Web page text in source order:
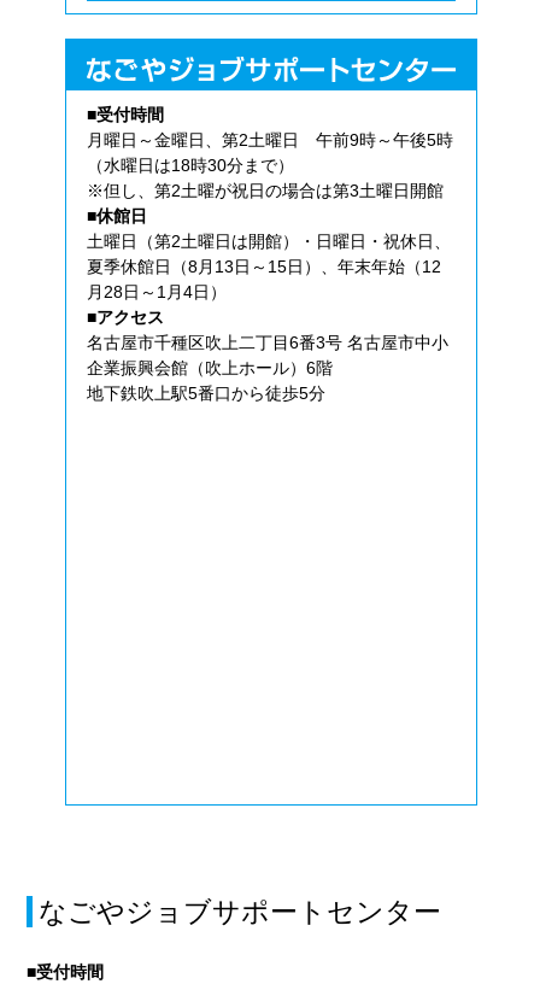
■受付時間
月曜日～金曜日、第2土曜日 午前9時～午後5時
（水曜日は18時30分まで）
※但し、第2土曜が祝日の場合は第3土曜日開館
■休館日
土曜日（第2土曜日は開館）・日曜日・祝休日、
夏季休館日（8月13日～15日）、年末年始（12
月28日～1月4日）
■アクセス
名古屋市千種区吹上二丁目6番3号 名古屋市中小
企業振興会館（吹上ホール）6階
地下鉄吹上駅5番口から徒歩5分
なごやジョブサポートセンター
■受付時間